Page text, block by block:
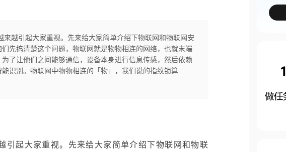
来越引起大家重视。先来给大家简单介绍下物联网和物联网安
先搞清楚这个问题，物联网就是物物相连的网络，也就末端
了让他们之间能够通信，设备本身进行信息传感，然后依赖
识别。物联网中物物相连的「物」，我们说的指纹锁算
引起大家重视。 先来给大家简单介绍下物联网和物联